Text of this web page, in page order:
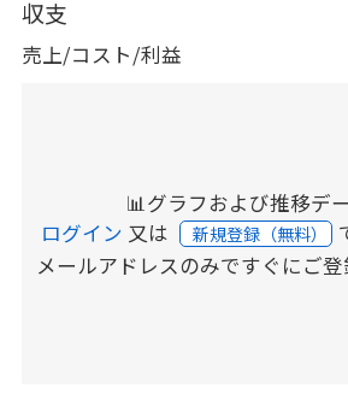
収支
売上/コスト/利益
📊グラフおよび推移デ
ログイン 又は 新規登録（無料）
メールアドレスのみですぐにご登